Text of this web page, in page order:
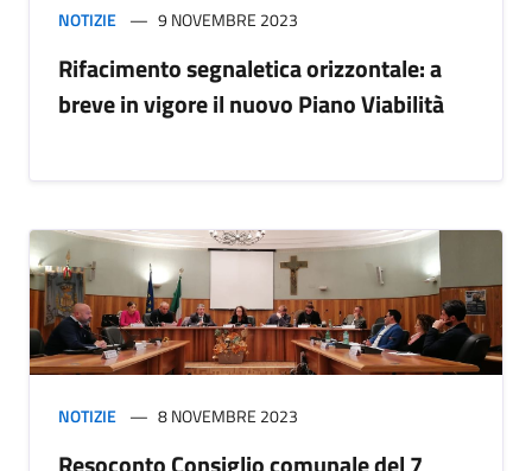
NOTIZIE 9 NOVEMBRE 2023
Rifacimento segnaletica orizzontale: a
breve in vigore il nuovo Piano Viabilità
NOTIZIE 8 NOVEMBRE 2023